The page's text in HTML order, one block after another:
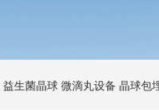
益生菌晶球 微滴丸设备 晶球包